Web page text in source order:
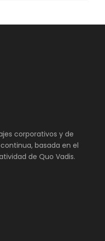
corporativos y de
basada en el
de Quo Vadis.